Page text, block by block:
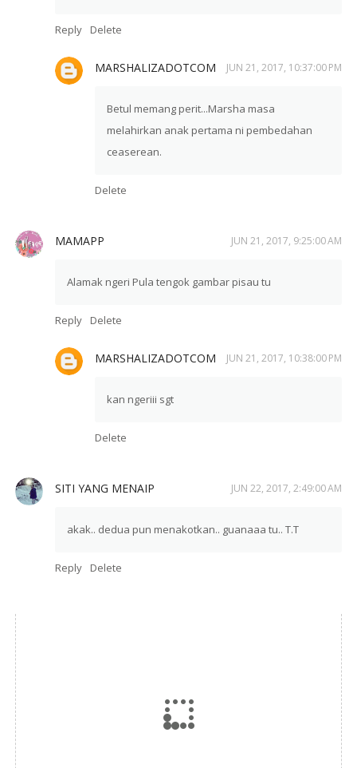
Reply Delete
MARSHALIZADOTCOM JUN 21, 2017, 10:37:00 PM
Betul memang perit...Marsha masa
melahirkan anak pertama ni pembedahan
ceaserean.
Delete
MAMAPP JUN 21, 2017, 9:25:00 AM
Alamak ngeri Pula tengok gambar pisau tu
Reply Delete
MARSHALIZADOTCOM JUN 21, 2017, 10:38:00 PM
kan ngeriii sgt
Delete
SITI YANG MENAIP JUN 22, 2017, 2:49:00 AM
akak.. dedua pun menakotkan.. guanaaa tu.. T.T
Reply Delete